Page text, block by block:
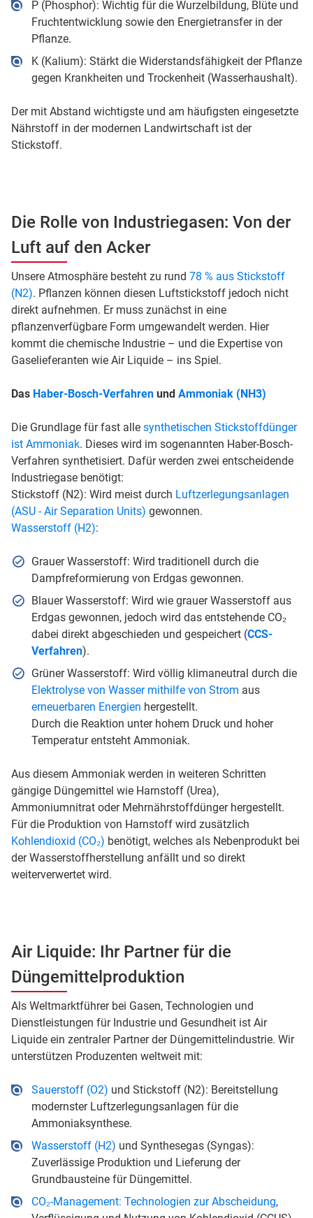
P (Phosphor): Wichtig für die Wurzelbildung, Blüte und
Fruchtentwicklung sowie den Energietransfer in der
Pflanze.
K (Kalium): Stärkt die Widerstandsfähigkeit der Pflanze
gegen Krankheiten und Trockenheit (Wasserhaushalt).
Der mit Abstand wichtigste und am häufigsten eingesetzte
Nährstoff in der modernen Landwirtschaft ist der
Stickstoff.
Die Rolle von Industriegasen: Von der
Luft auf den Acker
Unsere Atmosphäre besteht zu rund 78 % aus Stickstoff
(N2). Pflanzen können diesen Luftstickstoff jedoch nicht
direkt aufnehmen. Er muss zunächst in eine
pflanzenverfügbare Form umgewandelt werden. Hier
kommt die chemische Industrie – und die Expertise von
Gaselieferanten wie Air Liquide – ins Spiel.
Das Haber-Bosch-Verfahren und Ammoniak (NH3)
Die Grundlage für fast alle synthetischen Stickstoffdünger
ist Ammoniak. Dieses wird im sogenannten Haber-Bosch-
Verfahren synthetisiert. Dafür werden zwei entscheidende
Industriegase benötigt:
Stickstoff (N2): Wird meist durch Luftzerlegungsanlagen
(ASU - Air Separation Units) gewonnen.
Wasserstoff (H2):
Grauer Wasserstoff: Wird traditionell durch die
Dampfreformierung von Erdgas gewonnen.
Blauer Wasserstoff: Wird wie grauer Wasserstoff aus
Erdgas gewonnen, jedoch wird das entstehende CO₂
dabei direkt abgeschieden und gespeichert (CCS-
Verfahren).
Grüner Wasserstoff: Wird völlig klimaneutral durch die
Elektrolyse von Wasser mithilfe von Strom aus
erneuerbaren Energien hergestellt.
Durch die Reaktion unter hohem Druck und hoher
Temperatur entsteht Ammoniak.
Aus diesem Ammoniak werden in weiteren Schritten
gängige Düngemittel wie Harnstoff (Urea),
Ammoniumnitrat oder Mehrnährstoffdünger hergestellt.
Für die Produktion von Harnstoff wird zusätzlich
Kohlendioxid (CO₂) benötigt, welches als Nebenprodukt bei
der Wasserstoffherstellung anfällt und so direkt
weiterverwertet wird.
Air Liquide: Ihr Partner für die
Düngemittelproduktion
Als Weltmarktführer bei Gasen, Technologien und
Dienstleistungen für Industrie und Gesundheit ist Air
Liquide ein zentraler Partner der Düngemittelindustrie. Wir
unterstützen Produzenten weltweit mit:
Sauerstoff (O2) und Stickstoff (N2): Bereitstellung
modernster Luftzerlegungsanlagen für die
Ammoniaksynthese.
Wasserstoff (H2) und Synthesegas (Syngas):
Zuverlässige Produktion und Lieferung der
Grundbausteine für Düngemittel.
CO₂-Management: Technologien zur Abscheidung,